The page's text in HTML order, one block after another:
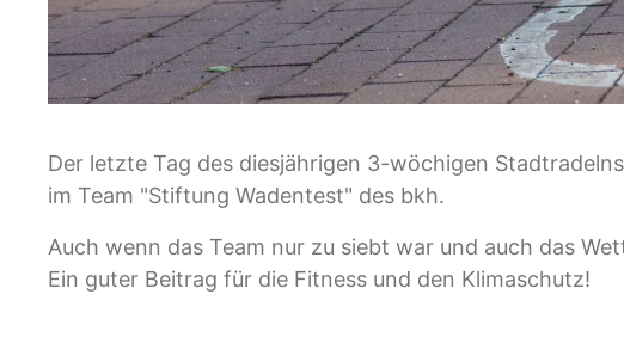
Der letzte Tag des diesjährigen 3-wöchigen
im Team "Stiftung Wadentest" des bkh.
Auch wenn das Team nur zu siebt war und auch das
Ein guter Beitrag für die Fitness und den Klimaschutz!